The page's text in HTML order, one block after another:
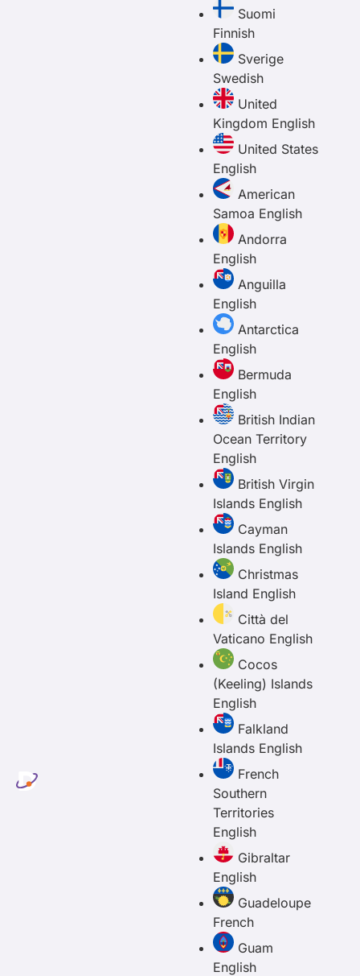
Suomi
Finnish
Sverige
Swedish
United
Kingdom English
United States
English
American
Samoa English
Andorra
English
Anguilla
English
Antarctica
English
Bermuda
English
British Indian
Ocean Territory
English
British Virgin
Islands English
Cayman
Islands English
Christmas
Island English
Città del
Vaticano English
Cocos
(Keeling) Islands
English
Falkland
Islands English
French
Southern
Territories
English
Gibraltar
English
Guadeloupe
French
Guam
English